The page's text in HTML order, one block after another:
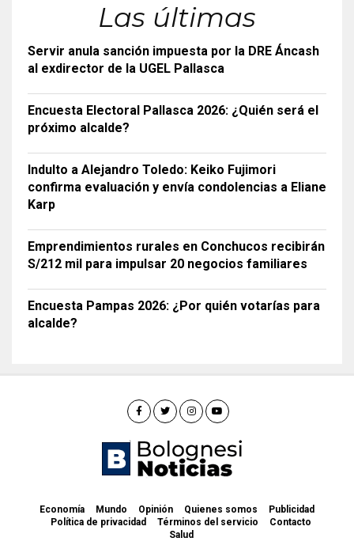
Las últimas
Servir anula sanción impuesta por la DRE Áncash
al exdirector de la UGEL Pallasca
Encuesta Electoral Pallasca 2026: ¿Quién será el
próximo alcalde?
Indulto a Alejandro Toledo: Keiko Fujimori
confirma evaluación y envía condolencias a Eliane
Karp
Emprendimientos rurales en Conchucos recibirán
S/212 mil para impulsar 20 negocios familiares
Encuesta Pampas 2026: ¿Por quién votarías para
alcalde?
Economía Mundo Opinión Quienes somos
Publicidad
Política de privacidad
Términos del servicio
Contacto
Salud